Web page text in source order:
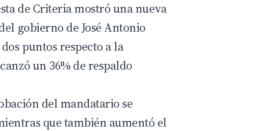
de Criteria mostró una nueva
gobierno deJosé Antonio
puntos respecto a la
un 36% de respaldo
del mandatario se
que también aumentó el